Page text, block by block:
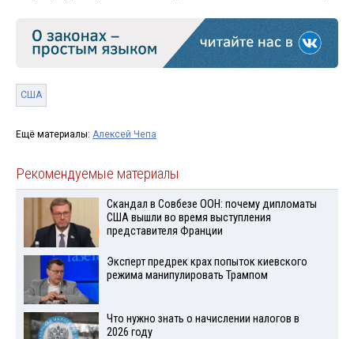
США
Ещё материалы: Алексей Чепа
Рекомендуемые материалы
Скандал в Совбезе ООН: почему дипломаты
США вышли во время выступления
представителя Франции
Эксперт предрек крах попыток киевского
режима манипулировать Трампом
Что нужно знать о начислении налогов в
2026 году